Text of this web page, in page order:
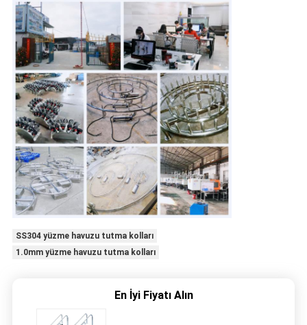
SS304 yüzme havuzu tutma kolları
1.0mm yüzme havuzu tutma kolları
En İyi Fiyatı Alın